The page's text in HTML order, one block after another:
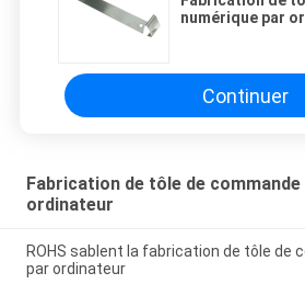
numérique par
Continuer
Fabrication de tôle de
ordinateur
ROHS sablent la fabrication de tôle de
par ordinateur